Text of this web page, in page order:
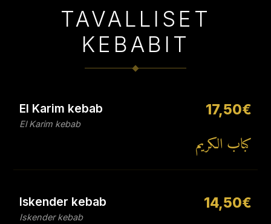
TAVALLISET
KEBABIT
El Karim kebab
El Karim kebab
17,50€
كباب الكريم
Iskender kebab
Iskender kebab
14,50€